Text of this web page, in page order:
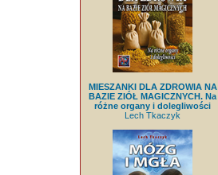
MIESZANKI DLA ZDROWIA NA
BAZIE ZIÓŁ MAGICZNYCH. Na
różne organy i dolegliwości
Lech Tkaczyk